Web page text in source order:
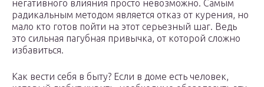
негативного влияния просто невозможно. Самым
радикальным методом является отказ от курения, но
мало кто готов пойти на этот серьезный шаг. Ведь
это сильная пагубная привычка, от которой сложно
избавиться.
Как вести себя в быту? Если в доме есть человек,